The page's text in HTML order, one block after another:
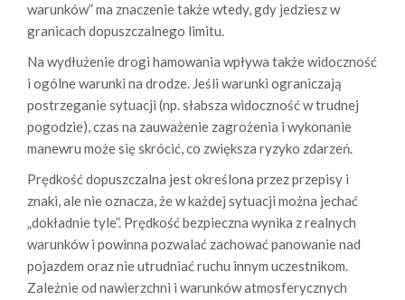
warunków” ma znaczenie także wtedy, gdy jedziesz w
granicach dopuszczalnego limitu.
Na wydłużenie drogi hamowania wpływa także widoczność
i ogólne warunki na drodze. Jeśli warunki ograniczają
postrzeganie sytuacji (np. słabsza widoczność w trudnej
pogodzie), czas na zauważenie zagrożenia i wykonanie
manewru może się skrócić, co zwiększa ryzyko zdarzeń.
Prędkość dopuszczalna jest określona przez przepisy i
znaki, ale nie oznacza, że w każdej sytuacji można jechać
„dokładnie tyle”. Prędkość bezpieczna wynika z realnych
warunków i powinna pozwalać zachować panowanie nad
pojazdem oraz nie utrudniać ruchu innym uczestnikom.
Zależnie od nawierzchni i warunków atmosferycznych